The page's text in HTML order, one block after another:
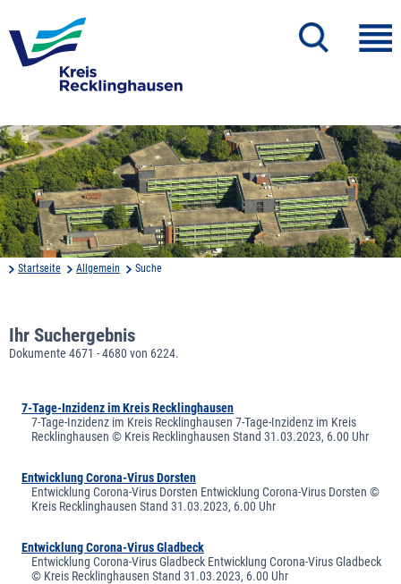
Startseite Allgemein Suche
Ihr Suchergebnis
Dokumente 4671 - 4680 von 6224.
7-Tage-Inzidenz im Kreis Recklinghausen
7-Tage-Inzidenz im Kreis Recklinghausen 7-Tage-Inzidenz im Kreis
Recklinghausen © Kreis Recklinghausen Stand 31.03.2023, 6.00 Uhr
Entwicklung Corona-Virus Dorsten
Entwicklung Corona-Virus Dorsten Entwicklung Corona-Virus Dorsten ©
Kreis Recklinghausen Stand 31.03.2023, 6.00 Uhr
Entwicklung Corona-Virus Gladbeck
Entwicklung Corona-Virus Gladbeck Entwicklung Corona-Virus Gladbeck
© Kreis Recklinghausen Stand 31.03.2023, 6.00 Uhr